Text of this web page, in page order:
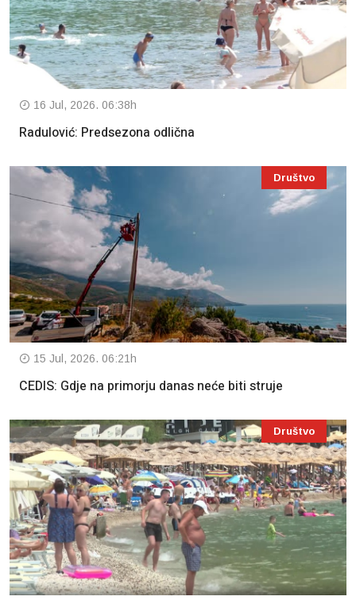
16 Jul, 2026. 06:38h
Radulović: Predsezona odlična
Društvo
15 Jul, 2026. 06:21h
CEDIS: Gdje na primorju danas neće biti struje
Društvo